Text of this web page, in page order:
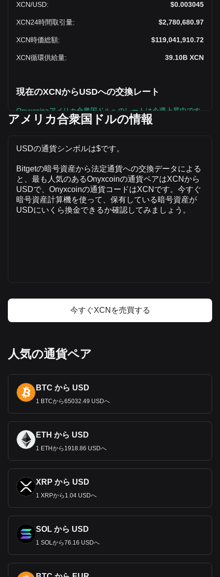
XCN/USD: $0.003045
XCN24時間取引量: $2,780,680.97
XCN時価総額: $119,041,910.72
XCN循環供給量: 39.10B XCN
現在のXCNからUSDへの交換レート
Onyxcoin>アメリカ合衆国ドルへのレートは今週上昇中です
$119,041,910.72 USDです。Onyxcoinの取引量は過去24時
日の取引量は$2,357,340.36でした。
BitgetのOnyxcoinについての詳細情報
Onyxcoinの価格
アメリカ合衆国ドルの情報
USDの通貨シンボルは$です。
Bitgetの暗号資産から法定通貨への交換データによる
と、最も人気のあるOnyxcoinの通貨ペアはXCNから
USDで、Onyxcoinの通貨コードはXCNです。今すぐ
暗号資産計算機を使って、保有している暗号資産が
USDにいくら換金できるか確認してみましょう。
今すぐXCNを売買する
人気の通貨ペア
BTC から USD
1 BTCから65032.49 USDへ
ETH から USD
1 ETHから1918.86 USDへ
XRP から USD
1 XRPから1.04 USDへ
SOL から USD
1 SOLから76.16 USDへ